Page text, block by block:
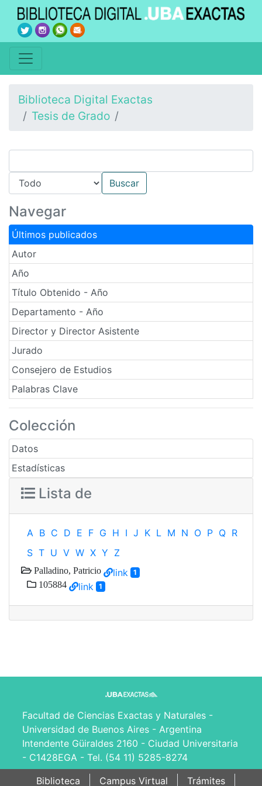
Biblioteca Digital Exactas
Tesis de Grado
Navegar
Últimos publicados
Autor
Año
Título Obtenido - Año
Departamento - Año
Director y Director Asistente
Jurado
Consejero de Estudios
Palabras Clave
Colección
Datos
Estadísticas
Lista de
A B C D E F G H I J K L M N O P Q R
S T U V W X Y Z
Palladino, Patricio link 1
105884 link 1
Facultad de Ciencias Exactas y Naturales -
Universidad de Buenos Aires - Argentina
Intendente Güiraldes 2160 - Ciudad Universitaria
- C1428EGA - Tel. (54 11) 5285-8274
Biblioteca
Campus Virtual Trámites